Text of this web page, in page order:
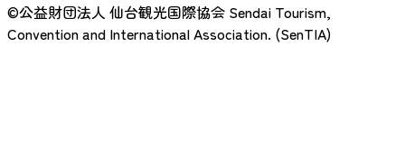
©公益財団法人 仙台観光国際協会 Sendai Tourism,
Convention and International Association. (SenTIA)